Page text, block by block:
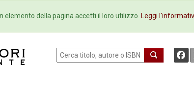
Newsletter Ebookstore
elemento della pagina accetti il loro utilizzo. Leggi